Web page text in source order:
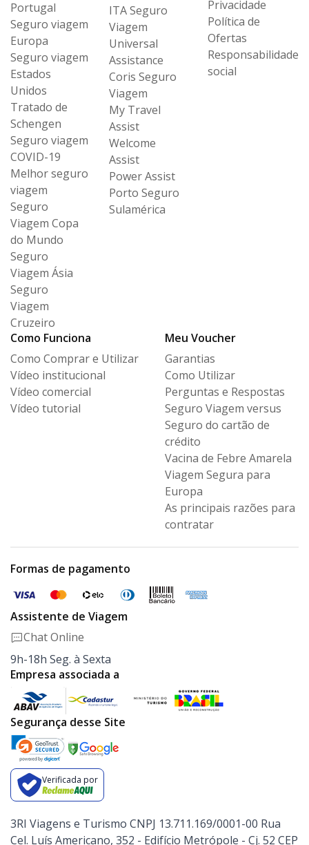
Portugal
Seguro viagem
Europa
Seguro viagem
Estados
Unidos
Tratado de
Schengen
Seguro viagem
COVID-19
Melhor seguro
viagem
Seguro
Viagem Copa
do Mundo
Seguro
Viagem Ásia
Seguro
Viagem
Cruzeiro
ITA Seguro
Viagem
Universal
Assistance
Coris Seguro
Viagem
My Travel
Assist
Welcome
Assist
Power Assist
Porto Seguro
Sulamérica
Privacidade
Política de
Ofertas
Responsabilidade
social
Como Funciona
Como Comprar e Utilizar
Vídeo institucional
Vídeo comercial
Vídeo tutorial
Meu Voucher
Garantias
Como Utilizar
Perguntas e Respostas
Seguro Viagem versus
Seguro do cartão de
crédito
Vacina de Febre Amarela
Viagem Segura para
Europa
As principais razões para
contratar
Formas de pagamento
Assistente de Viagem
Chat Online
9h-18h Seg. à Sexta
Empresa associada a
Segurança desse Site
Verificada por
3RI Viagens e Turismo CNPJ 13.711.169/0001-00 Rua
Cel. Luís Americano, 352 - Edifício Metrópole - Cj. 52 CEP